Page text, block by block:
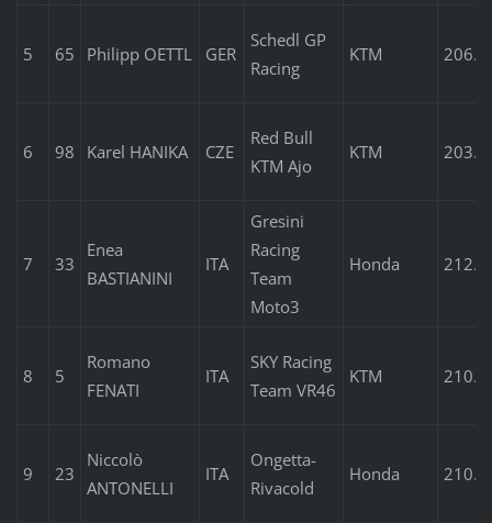
5 65 Philipp OETTL GER
Schedl GP
Racing
KTM 206.3
6 98 Karel HANIKA CZE
Red Bull
KTM Ajo
KTM 203.3
7 33
Enea
BASTIANINI
ITA
Gresini
Racing
Team
Moto3
Honda 212.6
8 5
Romano
FENATI
ITA
SKY Racing
Team VR46
KTM 210.5
9 23
Niccolò
ANTONELLI
ITA
Ongetta-
Rivacold
Honda 210.2